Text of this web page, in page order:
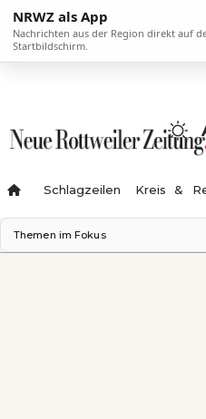
NRWZ als App
Nachrichten aus der Region direkt auf
Startbildschirm.
Schlagzeilen Kreis &
Themen im Fokus